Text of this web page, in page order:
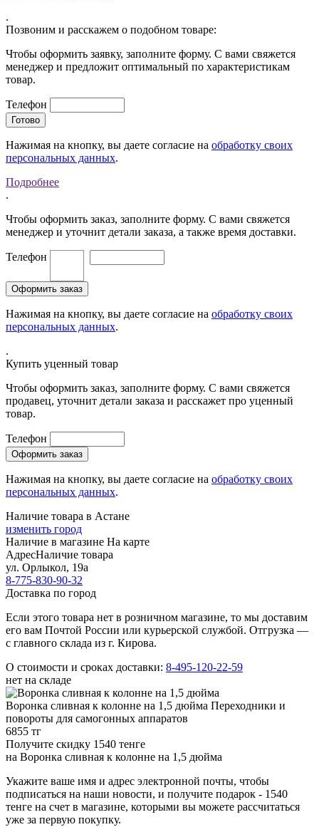
.
Позвоним и расскажем о подобном товаре:
Чтобы оформить заявку, заполните форму. С вами свяжется
менеджер и предложит оптимальный по характеристикам
товар.
Телефон
Нажимая на кнопку, вы даете согласие на обработку своих
персональных данных.
Подробнее
.
Чтобы оформить заказ, заполните форму. С вами свяжется
менеджер и уточнит детали заказа, а также время доставки.
Телефон
Нажимая на кнопку, вы даете согласие на обработку своих
персональных данных.
.
Купить уценный товар
Чтобы оформить заказ, заполните форму. С вами свяжется
продавец, уточнит детали заказа и расскажет про уценный
товар.
Телефон
Нажимая на кнопку, вы даете согласие на обработку своих
персональных данных.
Наличие товара в Астане
изменить город
Наличие в магазине На карте
АдресНаличие товара
ул. Орлыкол, 19а
8-775-830-90-32
Доставка по город
Если этого товара нет в розничном магазине, то мы доставим
его вам Почтой России или курьерской службой. Отгрузка —
с главного склада из г. Кирова.
О стоимости и сроках доставки: 8-495-120-22-59
нет на складе
Воронка сливная к колонне на 1,5 дюйма Переходники и
повороты для самогонных аппаратов
6855 тг
Получите скидку 1540 тенге
на Воронка сливная к колонне на 1,5 дюйма
Укажите ваше имя и адрес электронной почты, чтобы
подписаться на наши новости, и получите подарок - 1540
тенге на счет в магазине, которыми вы можете рассчитаться
уже за первую покупку.